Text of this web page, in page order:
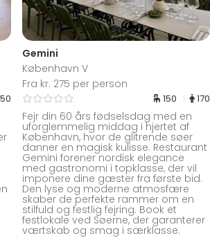
50
Gemini
København V
Fra kr. 275 per person
150 170
Fejr din 60 års fødselsdag med en
uforglemmelig middag i hjertet af
København, hvor de glitrende søer
danner en magisk kulisse. Restaurant
Gemini forener nordisk elegance
med gastronomi i topklasse, der vil
imponere dine gæster fra første bid.
Den lyse og moderne atmosfære
skaber de perfekte rammer om en
stilfuld og festlig fejring. Book et
festlokale ved Søerne, der garanterer
værtskab og smag i særklasse.